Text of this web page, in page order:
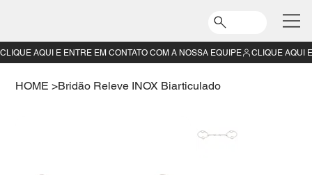
HOME >Bridão Releve INOX Biarticulado
CLIQUE AQUI E ENTRE EM CONTATO COM A NOSSA EQUIPE